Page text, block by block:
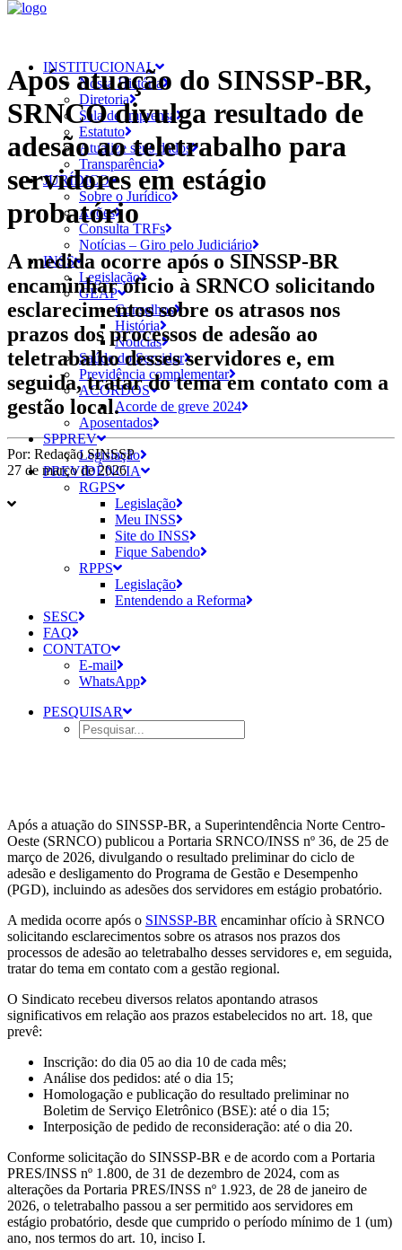
INSTITUCIONAL
Nossa História
Diretoria
Sala de Imprensa
Estatuto
Atualize seus dados
Transparência
JURÍDICO
Sobre o Jurídico
Ações
Consulta TRFs
Notícias – Giro pelo Judiciário
INSS
Legislação
GEAP
Conselhos
História
Notícias
Saúde do Servidor
Previdência complementar
ACORDOS
Acorde de greve 2024
Aposentados
SPPREV
Legislação
PREVIDÊNCIA
RGPS
Legislação
Meu INSS
Site do INSS
Fique Sabendo
RPPS
Legislação
Entendendo a Reforma
SESC
FAQ
CONTATO
E-mail
WhatsApp
PESQUISAR
Após atuação do SINSSP-BR,
SRNCO divulga resultado de
adesão ao teletrabalho para
servidores em estágio
probatório
A medida ocorre após o SINSSP-BR
encaminhar ofício à SRNCO solicitando
esclarecimentos sobre os atrasos nos
prazos dos processos de adesão ao
teletrabalho desses servidores e, em
seguida, tratar do tema em contato com a
gestão local.
Por: Redação SINSSP
27 de março de 2026
Após a atuação do SINSSP-BR, a Superintendência Norte Centro-
Oeste (SRNCO) publicou a Portaria SRNCO/INSS nº 36, de 25 de
março de 2026, divulgando o resultado preliminar do ciclo de
adesão e desligamento do Programa de Gestão e Desempenho
(PGD), incluindo as adesões dos servidores em estágio probatório.
A medida ocorre após o SINSSP-BR encaminhar ofício à SRNCO
solicitando esclarecimentos sobre os atrasos nos prazos dos
processos de adesão ao teletrabalho desses servidores e, em seguida,
tratar do tema em contato com a gestão regional.
O Sindicato recebeu diversos relatos apontando atrasos
significativos em relação aos prazos estabelecidos no art. 18, que
prevê:
Inscrição: do dia 05 ao dia 10 de cada mês;
Análise dos pedidos: até o dia 15;
Homologação e publicação do resultado preliminar no
Boletim de Serviço Eletrônico (BSE): até o dia 15;
Interposição de pedido de reconsideração: até o dia 20.
Conforme solicitação do SINSSP-BR e de acordo com a Portaria
PRES/INSS nº 1.800, de 31 de dezembro de 2024, com as
alterações da Portaria PRES/INSS nº 1.923, de 28 de janeiro de
2026, o teletrabalho passou a ser permitido aos servidores em
estágio probatório, desde que cumprido o período mínimo de 1 (um)
ano, nos termos do art. 10, inciso I.